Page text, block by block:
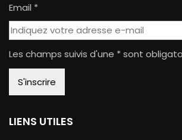
Email *
Les champs suivis d'une * sont
LIENS UTILES